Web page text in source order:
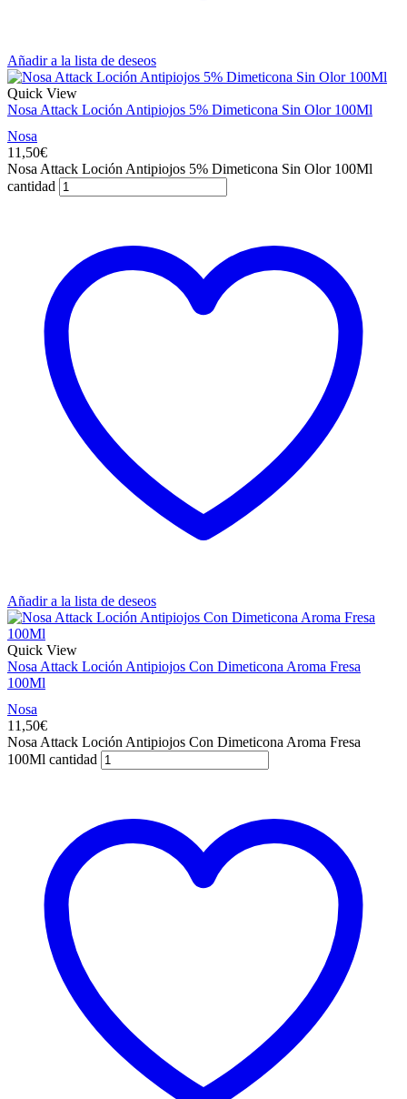
Añadir a la lista de deseos
Quick View
Nosa Attack Loción Antipiojos 5% Dimeticona Sin Olor 100Ml
Nosa
11,50€
Nosa Attack Loción Antipiojos 5% Dimeticona Sin Olor 100Ml
cantidad
Añadir a la lista de deseos
Quick View
Nosa Attack Loción Antipiojos Con Dimeticona Aroma Fresa
100Ml
Nosa
11,50€
Nosa Attack Loción Antipiojos Con Dimeticona Aroma Fresa
100Ml cantidad